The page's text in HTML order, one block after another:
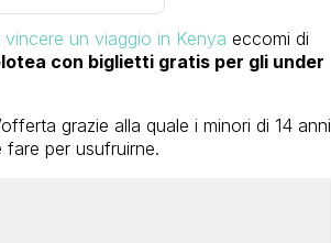
un viaggio in Kenya eccomi di
con biglietti gratis per gli under
grazie alla quale i minori di 14 anni
fare per usufruirne.